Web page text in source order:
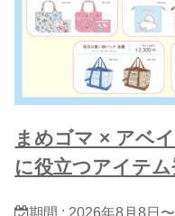
まめゴマ × アベ
に役立つアイテム
期間 : 2026年8月8日〜